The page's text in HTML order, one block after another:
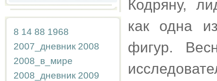
8 14 88 1968
2007_дневник 2008
2008_в_мире
2008_дневник 2009
Кодряну,
как одна
фигур.